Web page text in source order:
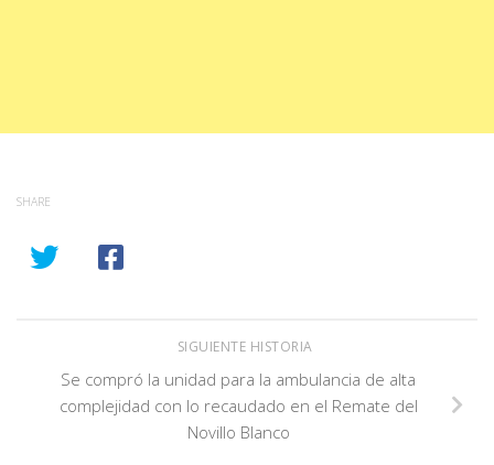
SHARE
SIGUIENTE HISTORIA
Se compró la unidad para la ambulancia de alta
complejidad con lo recaudado en el Remate del
Novillo Blanco